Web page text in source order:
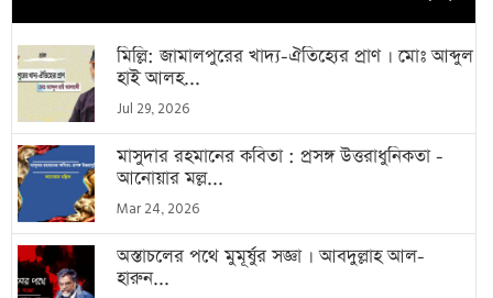
মিল্লি: জামালপুরের খাদ্য-ঐতিহ্যের প্রাণ । মোঃ আব্দুল
হাই আলহ...
Jul 29, 2026
মাসুদার রহমানের কবিতা : প্রসঙ্গ উত্তরাধুনিকতা -
আনোয়ার মল্ল...
Mar 24, 2026
অস্তাচলের পথে মুমূর্ষুর সজ্ঞা । আবদুল্লাহ আল-
হারুন...